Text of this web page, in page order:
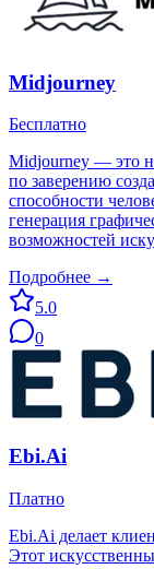
Midjourney
Бесплатно
Midjourney — это
по заверению
способности
генерация
возможностей
Подробнее →
5.0
0
Ebi.Ai
Платно
Ebi.Ai делает
Этот